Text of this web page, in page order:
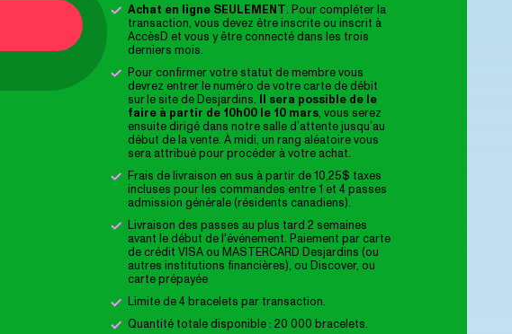
Achat en ligne SEULEMENT. Pour compléter la
transaction, vous devez être inscrite ou inscrit à
AccèsD et vous y être connecté dans les trois
derniers mois.
Pour confirmer votre statut de membre vous
devrez entrer le numéro de votre carte de débit
sur le site de Desjardins. Il sera possible de le
faire à partir de 10h00 le 10 mars, vous serez
ensuite dirigé dans notre salle d’attente jusqu’au
début de la vente. À midi, un rang aléatoire vous
sera attribué pour procéder à votre achat.
Frais de livraison en sus à partir de 10,25$ taxes
incluses pour les commandes entre 1 et 4 passes
admission générale (résidents canadiens).
Livraison des passes au plus tard 2 semaines
avant le début de l'événement. Paiement par carte
de crédit VISA ou MASTERCARD Desjardins (ou
autres institutions financières), ou Discover, ou
carte prépayée
Limite de 4 bracelets par transaction.
Quantité totale disponible : 20 000 bracelets.